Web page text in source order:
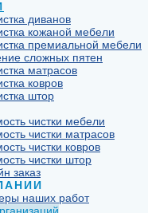
диванов
кожаной мебели
премиальной мебели
сложных пятен
матрасов
ковров
штор
чистки мебели
чистки матрасов
чистки ковров
чистки штор
заказ
наших работ